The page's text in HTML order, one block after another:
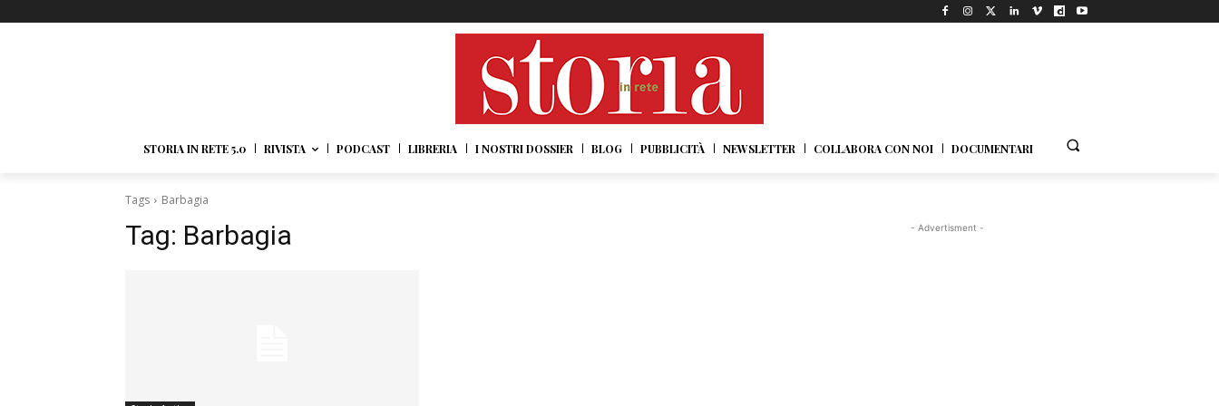
STORIA IN RETE 5.0 RIVISTA PODCAST LIBRERIA I NOSTRI DOSSIER BLOG PUBBLICITÀ NEWSLETTER COLLABORA CON NOI DOCUMENTARI
Tags Barbagia
Tag: Barbagia - Advertisment -